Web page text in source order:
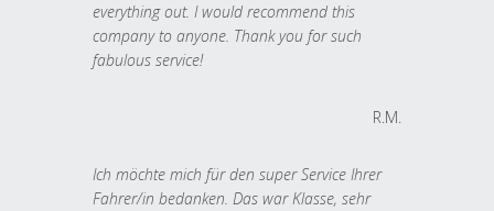
everything out. I would recommend this
company to anyone. Thank you for such
fabulous service!
R.M.
Ich möchte mich für den super Service Ihrer
Fahrer/in bedanken. Das war Klasse, sehr